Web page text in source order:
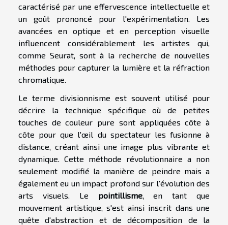
caractérisé par une effervescence intellectuelle et
un goût prononcé pour l'expérimentation. Les
avancées en optique et en perception visuelle
influencent considérablement les artistes qui,
comme Seurat, sont à la recherche de nouvelles
méthodes pour capturer la lumière et la réfraction
chromatique.
Le terme divisionnisme est souvent utilisé pour
décrire la technique spécifique où de petites
touches de couleur pure sont appliquées côte à
côte pour que l'œil du spectateur les fusionne à
distance, créant ainsi une image plus vibrante et
dynamique. Cette méthode révolutionnaire a non
seulement modifié la manière de peindre mais a
également eu un impact profond sur l'évolution des
arts visuels. Le pointillisme, en tant que
mouvement artistique, s'est ainsi inscrit dans une
quête d'abstraction et de décomposition de la